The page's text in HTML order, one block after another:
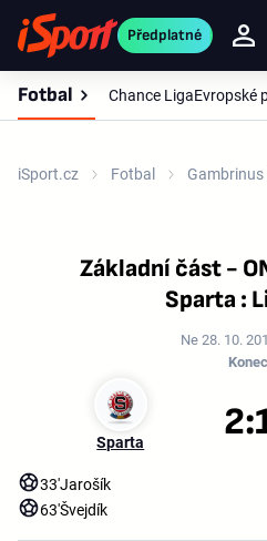
Předplatné
Fotbal Chance LigaEvropské
iSport.cz Fotbal
Základní část -
Sparta :
Ne 28. 10.
Konec
Sparta
33'Jarošík
63'Švejdík